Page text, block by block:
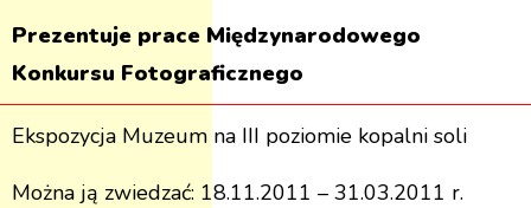
Prezentuje prace Międzynarodowego
Konkursu Fotograficznego
Ekspozycja Muzeum na III poziomie kopalni soli
Można ją zwiedzać: 18.11.2011 – 31.03.2011 r.